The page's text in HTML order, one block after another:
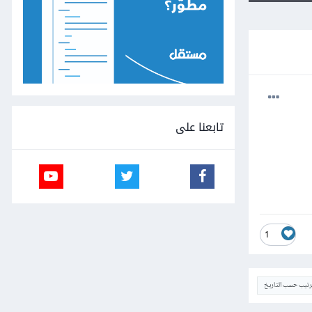
1
حسب التاريخ
تابعنا على